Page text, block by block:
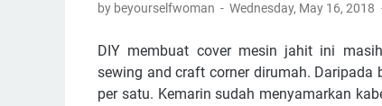
by beyourselfwoman Wednesday, May 16, 2018
DIY membuat cover mesin jahit ini
sewing and craft corner dirumah.
per satu. Kemarin sudah menyamarkan